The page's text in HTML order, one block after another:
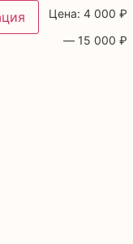
Цена: 4 000 ₽
— 15 000 ₽